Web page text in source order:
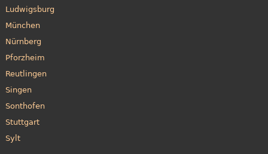
Ludwigsburg
München
Nürnberg
Pforzheim
Reutlingen
Singen
Sonthofen
Stuttgart
Sylt